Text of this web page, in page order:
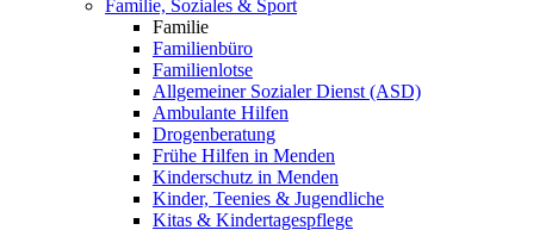
Familie, Soziales & Sport
Familie
Familienbüro
Familienlotse
Allgemeiner Sozialer Dienst (ASD)
Ambulante Hilfen
Drogenberatung
Frühe Hilfen in Menden
Kinderschutz in Menden
Kinder, Teenies & Jugendliche
Kitas & Kindertagespflege